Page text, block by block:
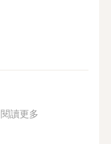
閱讀更多